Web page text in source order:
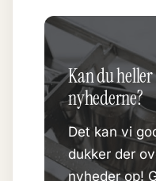
Kan du
nyhederne?
Det kan vi
dukker der
nyheder op!